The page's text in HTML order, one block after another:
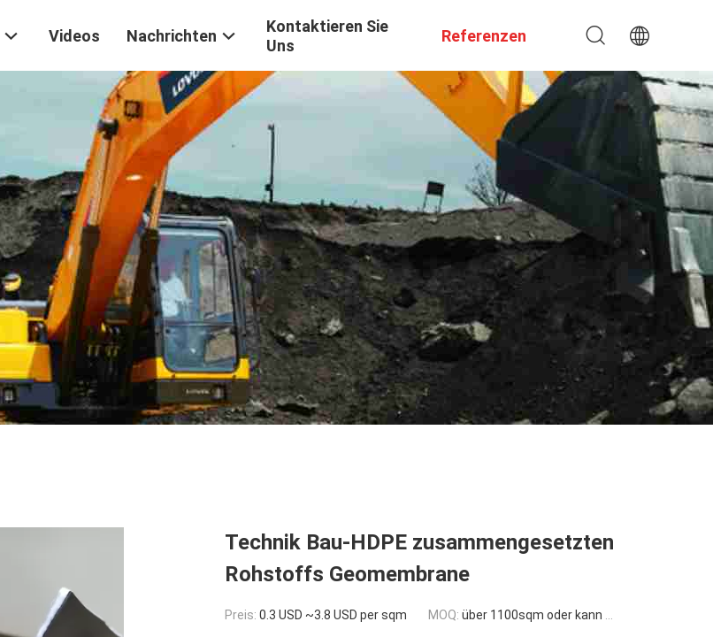
Videos Nachrichten
Kontaktieren Sie
Uns
Referenzen
Technik Bau-HDPE zusammengesetzten
Rohstoffs Geomembrane
Preis: 0.3 USD ~3.8 USD per sqm MOQ: über 1100sqm oder kann verhandelt werden